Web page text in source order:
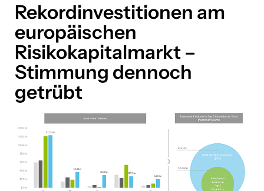
CONDA Capital
Confiserie Heindl
DOCH!
EPH Group
fussballreisen.com
Rekordinvestitionen am
europäischen
Risikokapitalmarkt –
Stimmung dennoch
getrübt